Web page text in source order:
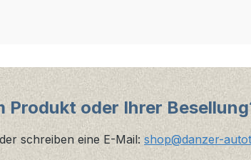
Produkt oder Ihrer
schreiben eine E-Mail:shop@danzer-